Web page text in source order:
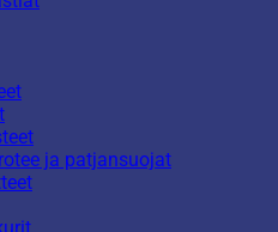
ja patjansuojat